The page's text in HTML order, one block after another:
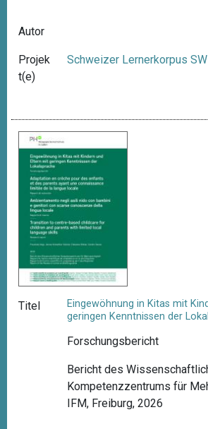
Autor
Projek
t(e)
Schweizer Lernerkorpus
Titel
Eingewöhnung in Kitas mit
geringen Kenntnissen der
Forschungsbericht
Bericht des
Kompetenzzentrums für
IFM, Freiburg, 2026